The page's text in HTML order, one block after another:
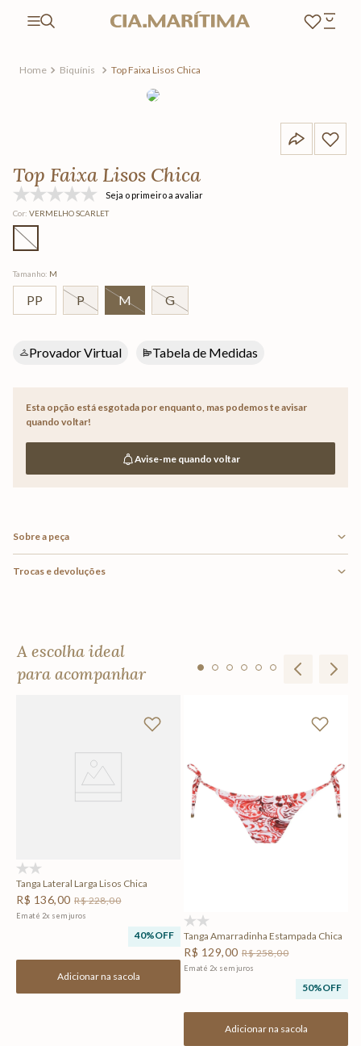
Biquínis Top Faixa Lisos Chica
Top Faixa Lisos Chica
Seja o primeiro a avaliar
Cor: VERMELHO SCARLET
Tamanho: M
PP P M G
Provador Virtual Tabela de Medidas
Esta opção está esgotada por enquanto, mas podemos te avisar
quando voltar!
Avise-me quando voltar
Sobre a peça
Trocas e devoluções
A escolha ideal
para acompanhar
Tanga Lateral Larga Lisos Chica
R$ 136,00 R$228,00
Em até 2x sem juros
40%OFF
Adicionar na sacola
Tanga Amarradinha Estampada Chica
R$ 129,00 R$258,00
Em até 2x sem juros
50%OFF
Adicionar na sacola